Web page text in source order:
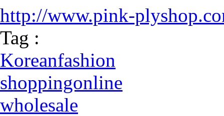
http://www.pink-
Tag :
Koreanfashion
shoppingonline
wholesale